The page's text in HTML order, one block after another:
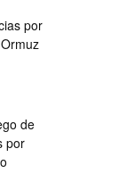
por
de
por